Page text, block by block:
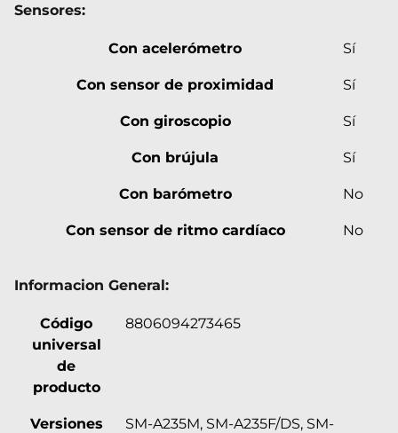
Sensores:
Con acelerómetro Sí
Con sensor de proximidad Sí
Con giroscopio Sí
Con brújula Sí
Con barómetro No
Con sensor de ritmo cardíaco No
Informacion General:
Código
universal
de
producto
8806094273465
Versiones
SM-A235M, SM-A235F/DS, SM-